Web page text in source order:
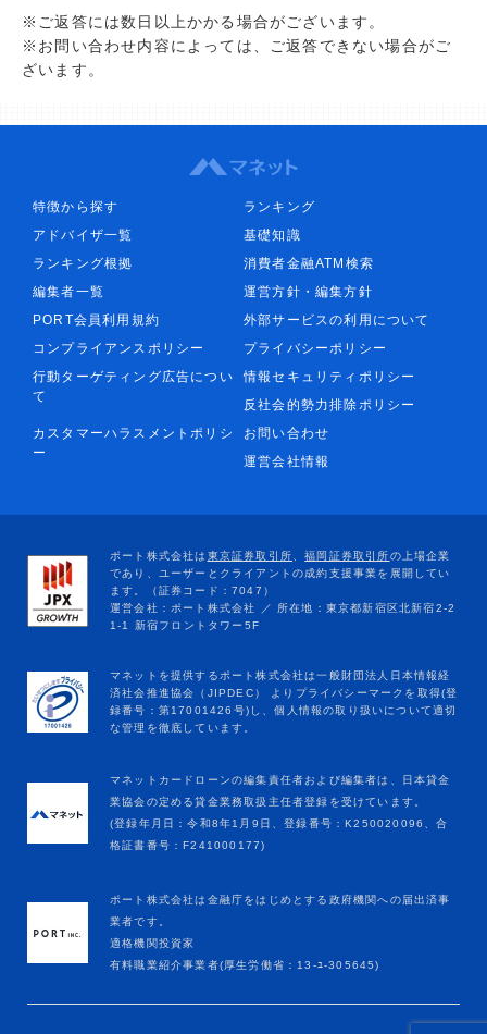
※ご返答には数日以上かかる場合がございます。
※お問い合わせ内容によっては、ご返答できない場合がご
ざいます。
特徴から探す
ランキング
アドバイザ一覧
基礎知識
ランキング根拠
消費者金融ATM検索
編集者一覧
運営方針・編集方針
PORT会員利用規約
外部サービスの利用について
コンプライアンスポリシー
プライバシーポリシー
行動ターゲティング広告につい
て
情報セキュリティポリシー
反社会的勢力排除ポリシー
カスタマーハラスメントポリシ
ー
お問い合わせ
運営会社情報
マネットカードローンの編集責任者および編集者は、日本貸金
業協会の定める貸金業務取扱主任者登録を受けています。
(登録年月日：令和8年1月9日、登録番号：K250020096、合
格証書番号：F241000177)
ポート株式会社は金融庁をはじめとする政府機関への届出済事
業者です。
適格機関投資家
有料職業紹介事業者(厚生労働省：13-ﾕ-305645)